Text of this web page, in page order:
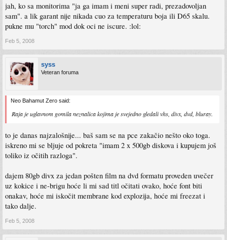
jah, ko sa monitorima "ja ga imam i meni super radi, prezadovoljan
sam". a lik garant nije nikada cuo za temperaturu boja ili D65 skalu.
pukne mu "torch" mod dok oci ne iscure. :lol:
Feb 5, 2008
syss
Veteran foruma
Neo Bahamut Zero said:
Raja je uglavnom gomila neznalica kojima je svejedno gledali vhs, divx, dvd, bluray.
to je danas najzalošnije... baš sam se na pce zakačio nešto oko toga.
iskreno mi se bljuje od pokreta "imam 2 x 500gb diskova i kupujem još
toliko iz očitih razloga".
dajem 80gb divx za jedan pošten film na dvd formatu proveden uvečer
uz kokice i ne-brigu hoće li mi sad titl očitati ovako, hoće font biti
onakav, hoće mi iskočit membrane kod explozija, hoće mi freezat i
tako dalje.
Feb 5, 2008